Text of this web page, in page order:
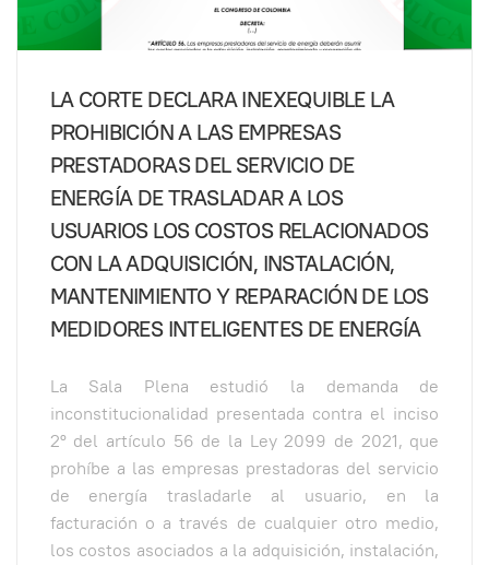
LA CORTE DECLARA INEXEQUIBLE LA
PROHIBICIÓN A LAS EMPRESAS
PRESTADORAS DEL SERVICIO DE
ENERGÍA DE TRASLADAR A LOS
USUARIOS LOS COSTOS RELACIONADOS
CON LA ADQUISICIÓN, INSTALACIÓN,
MANTENIMIENTO Y REPARACIÓN DE LOS
MEDIDORES INTELIGENTES DE ENERGÍA
La Sala Plena estudió la demanda de
inconstitucionalidad presentada contra el inciso
2º del artículo 56 de la Ley 2099 de 2021, que
prohíbe a las empresas prestadoras del servicio
de energía trasladarle al usuario, en la
facturación o a través de cualquier otro medio,
los costos asociados a la adquisición, instalación,